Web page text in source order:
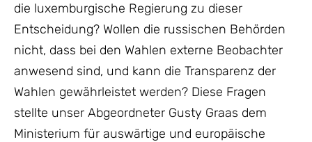
die luxemburgische Regierung zu dieser
Entscheidung? Wollen die russischen Behörden
nicht, dass bei den Wahlen externe Beobachter
anwesend sind, und kann die Transparenz der
Wahlen gewährleistet werden? Diese Fragen
stellte unser Abgeordneter Gusty Graas dem
Ministerium für auswärtige und europäische